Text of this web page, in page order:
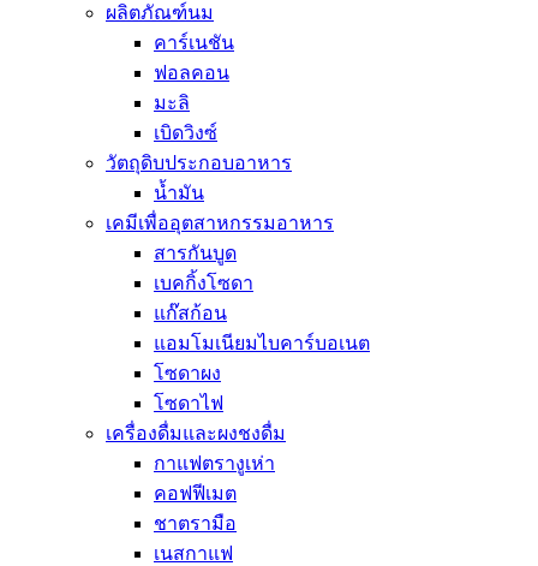
ผลิตภัณฑ์นม
คาร์เนชัน
ฟอลคอน
มะลิ
เบิดวิงซ์
วัตถุดิบประกอบอาหาร
น้ำมัน
เคมีเพื่ออุตสาหกรรมอาหาร
สารกันบูด
เบคกิ้งโซดา
แก๊สก้อน
แอมโมเนียมไบคาร์บอเนต
โซดาผง
โซดาไฟ
เครื่องดื่มและผงชงดื่ม
กาแฟตรางูเห่า
คอฟฟีเมต
ชาตรามือ
เนสกาแฟ